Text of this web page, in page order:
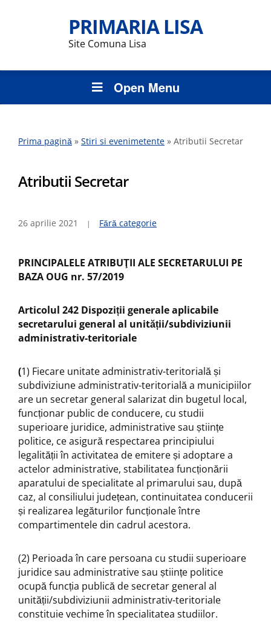
PRIMARIA LISA
Site Comuna Lisa
Open Menu
Prima pagină » Stiri si evenimetente » Atributii Secretar
Atributii Secretar
26 aprilie 2021 Fără categorie
PRINCIPALELE ATRIBUŢII ALE SECRETARULUI PE
BAZA OUG nr. 57/2019
Articolul 242 Dispoziții generale aplicabile
secretarului general al unității/subdiviziunii
administrativ-teritoriale
(1) Fiecare unitate administrativ-teritorială și
subdiviziune administrativ-teritorială a municipiilor
are un secretar general salarizat din bugetul local,
funcționar public de conducere, cu studii
superioare juridice, administrative sau științe
politice, ce asigură respectarea principiului
legalității în activitatea de emitere și adoptare a
actelor administrative, stabilitatea funcționării
aparatului de specialitate al primarului sau, după
caz, al consiliului județean, continuitatea conducerii
și realizarea legăturilor funcționale între
compartimentele din cadrul acestora.
(2) Perioada în care persoana cu studii superioare
juridice sau administrative sau științe politice
ocupă funcția publică de secretar general al
unității/subdiviziunii administrativ-teritoriale
constituie vechime în specialitatea studiilor.